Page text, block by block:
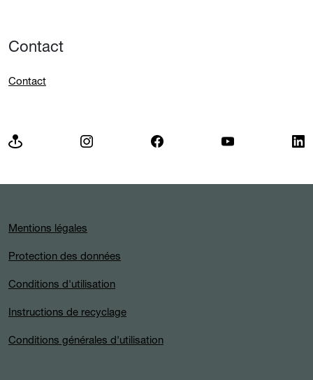
Contact
Contact
Mentions légales
Protection des données
Conditions d'utilisation
Instructions de recyclage
Conditions générales d'utilisation